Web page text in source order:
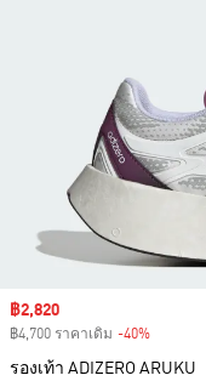
Sale price
฿2,820
฿4,700 ราคาเดิม -40%
รองเท้า ADIZERO ARUKU